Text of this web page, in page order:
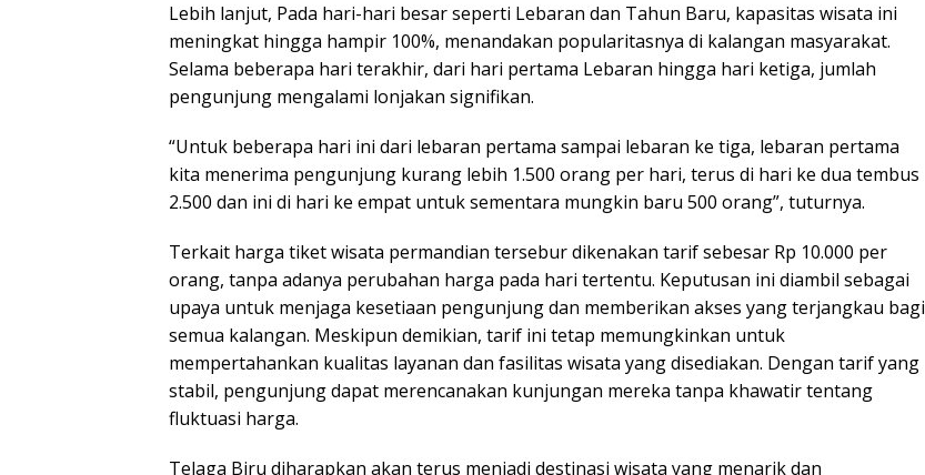
Lebih lanjut, Pada hari-hari besar seperti Lebaran dan Tahun Baru, kapasitas wisata ini
meningkat hingga hampir 100%, menandakan popularitasnya di kalangan masyarakat.
Selama beberapa hari terakhir, dari hari pertama Lebaran hingga hari ketiga, jumlah
pengunjung mengalami lonjakan signifikan.
“Untuk beberapa hari ini dari lebaran pertama sampai lebaran ke tiga, lebaran pertama
kita menerima pengunjung kurang lebih 1.500 orang per hari, terus di hari ke dua tembus
2.500 dan ini di hari ke empat untuk sementara mungkin baru 500 orang”, tuturnya.
Terkait harga tiket wisata permandian tersebur dikenakan tarif sebesar Rp 10.000 per
orang, tanpa adanya perubahan harga pada hari tertentu. Keputusan ini diambil sebagai
upaya untuk menjaga kesetiaan pengunjung dan memberikan akses yang terjangkau bagi
semua kalangan. Meskipun demikian, tarif ini tetap memungkinkan untuk
mempertahankan kualitas layanan dan fasilitas wisata yang disediakan. Dengan tarif yang
stabil, pengunjung dapat merencanakan kunjungan mereka tanpa khawatir tentang
fluktuasi harga.
Telaga Biru diharapkan akan terus menjadi destinasi wisata yang menarik dan